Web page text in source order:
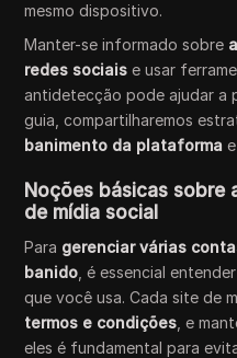
mesmo dispositivo.
Manter-se informado sobre
redes sociais e usar
antidetecção pode ajudar a
guia, compartilharemos
banimento da plataforma
Noções básicas sobre
de mídia social
Para gerenciar várias
banido , é essencial
que você usa. Cada site de
termos e condições , e
eles é fundamental para